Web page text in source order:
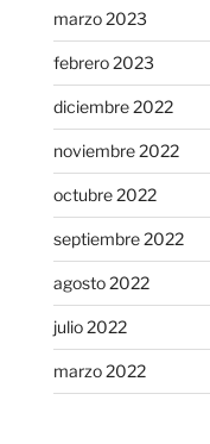
marzo 2023
febrero 2023
diciembre 2022
noviembre 2022
octubre 2022
septiembre 2022
agosto 2022
julio 2022
marzo 2022